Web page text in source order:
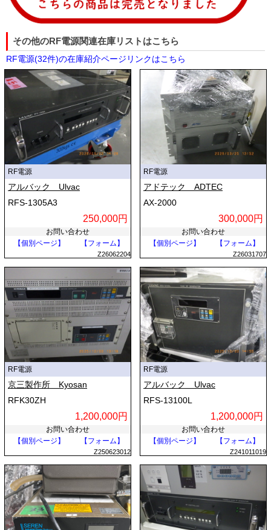
その他のRF電源関連在庫リストはこちら
RF電源(32件)の在庫紹介ページリンクはこちら
RF電源
アルバック Ulvac
RFS-1305A3
250,000円
お問い合わせ
【個別ページ】
【フォーム】
Z26062204
RF電源
アドテック ADTEC
AX-2000
300,000円
お問い合わせ
【個別ページ】
【フォーム】
Z26031707
RF電源
京三製作所 Kyosan
RFK30ZH
1,200,000円
お問い合わせ
【個別ページ】
【フォーム】
Z250623012
RF電源
アルバック Ulvac
RFS-13100L
1,200,000円
お問い合わせ
【個別ページ】
【フォーム】
Z241011019